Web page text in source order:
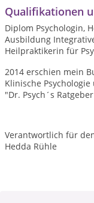
Qualifikationen
Diplom Psychologin,
Ausbildung
Heilpraktikerin für
2014 erschien mein
Klinische
"Dr. Psych´s
Verantwortlich für
Hedda Rühle